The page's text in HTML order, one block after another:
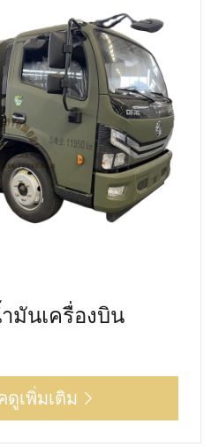
มันเครื่องบิน
ดูเพิ่มเติม 